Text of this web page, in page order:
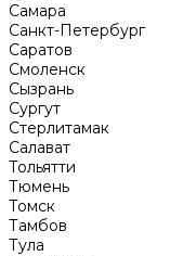
Самара
Санкт-Петербург
Саратов
Смоленск
Сызрань
Сургут
Стерлитамак
Салават
Тольятти
Тюмень
Томск
Тамбов
Тула